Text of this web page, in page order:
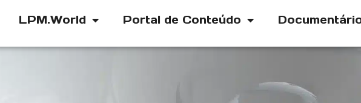
LPM.World Portal de Conteúdo